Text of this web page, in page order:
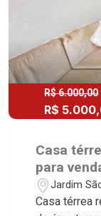
R$ 6.000,00
R$
Casa
para
São Luiz,
Jardim
Casa térrea